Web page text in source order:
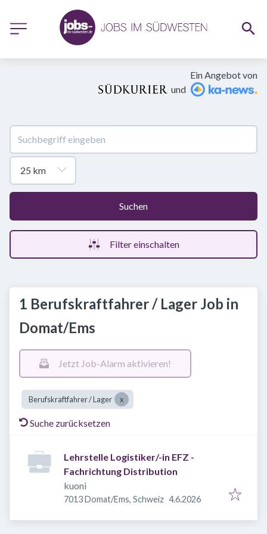
Ein Angebot von
und
Suchen
Filter einschalten
1 Berufskraftfahrer / Lager Job in
Domat/Ems
Jetzt Job-Alarm aktivieren!
Berufskraftfahrer / Lager
Suche zurücksetzen
Lehrstelle Logistiker/-in EFZ -
Fachrichtung Distribution
kuoni
7013 Domat/Ems, Schweiz Veröffentlicht
4.6.2026